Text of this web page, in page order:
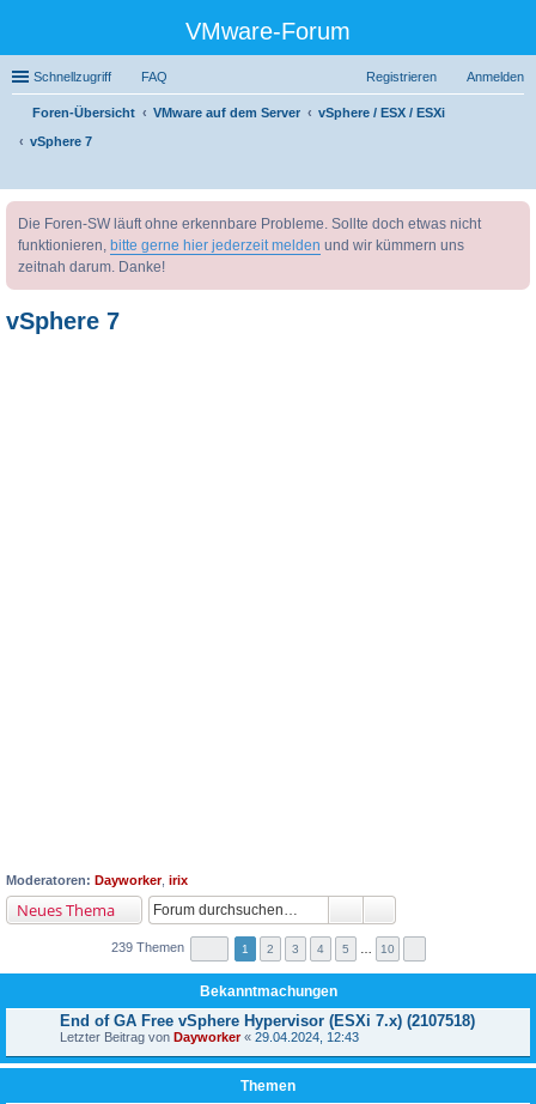
VMware-Forum
Schnellzugriff FAQ Anmelden
Registrieren
Foren-Übersicht VMware auf dem Server
vSphere / ESX / ESXi
vSphere 7
uc
Die Foren-SW läuft ohne erkennbare Probleme. Sollte doch etwas nicht
funktionieren, bitte gerne hier jederzeit melden und wir kümmern uns
zeitnah darum. Danke!
vSphere 7
Moderatoren: Dayworker, irix
Neues Thema
239 Themen 1 2 3 4 5 10
Bekanntmachungen
End of GA Free vSphere Hypervisor (ESXi 7.x) (2107518)
Letzter Beitrag von Dayworker« 29.04.2024, 12:43
Themen